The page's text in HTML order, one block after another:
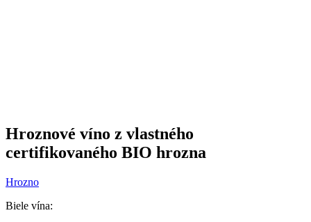
Hroznové víno z vlastného
certifikovaného BIO hrozna
Hrozno
Biele vína: